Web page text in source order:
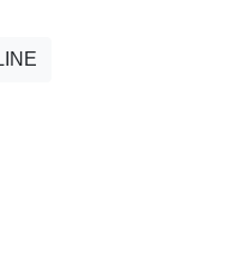
新視窗)
(另開新視窗)